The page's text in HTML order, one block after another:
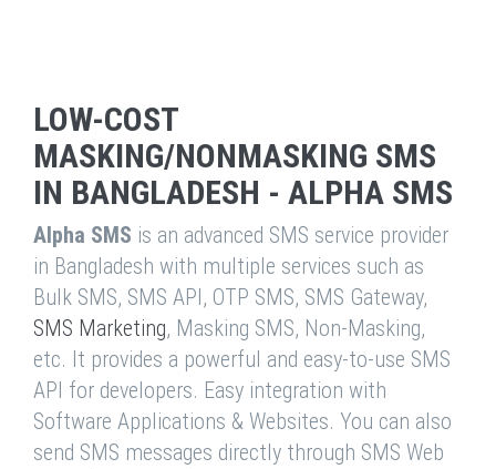
LOW-COST
MASKING/NONMASKING SMS
IN BANGLADESH - ALPHA SMS
Alpha SMS is an advanced SMS service provider
in Bangladesh with multiple services such as
Bulk SMS, SMS API, OTP SMS, SMS Gateway,
SMS Marketing, Masking SMS, Non-Masking,
etc. It provides a powerful and easy-to-use SMS
API for developers. Easy integration with
Software Applications & Websites. You can also
send SMS messages directly through SMS Web